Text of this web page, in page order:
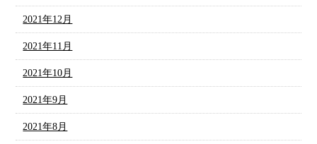
2021年12月
2021年11月
2021年10月
2021年9月
2021年8月